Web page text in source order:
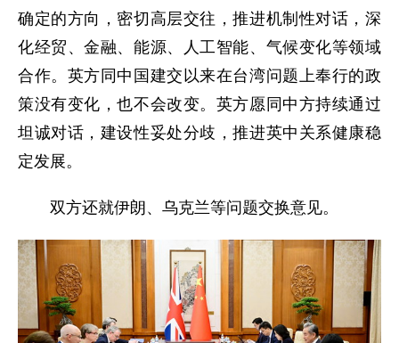
确定的方向，密切高层交往，推进机制性对话，深
化经贸、金融、能源、人工智能、气候变化等领域
合作。英方同中国建交以来在台湾问题上奉行的政
策没有变化，也不会改变。英方愿同中方持续通过
坦诚对话，建设性妥处分歧，推进英中关系健康稳
定发展。
双方还就伊朗、乌克兰等问题交换意见。